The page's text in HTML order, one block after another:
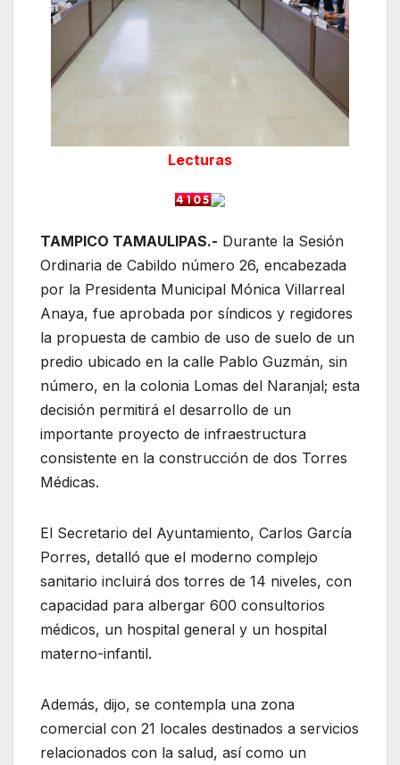
Lecturas
TAMPICO TAMAULIPAS.- Durante la Sesión
Ordinaria de Cabildo número 26, encabezada
por la Presidenta Municipal Mónica Villarreal
Anaya, fue aprobada por síndicos y regidores
la propuesta de cambio de uso de suelo de un
predio ubicado en la calle Pablo Guzmán, sin
número, en la colonia Lomas del Naranjal; esta
decisión permitirá el desarrollo de un
importante proyecto de infraestructura
consistente en la construcción de dos Torres
Médicas.
El Secretario del Ayuntamiento, Carlos García
Porres, detalló que el moderno complejo
sanitario incluirá dos torres de 14 niveles, con
capacidad para albergar 600 consultorios
médicos, un hospital general y un hospital
materno-infantil.
Además, dijo, se contempla una zona
comercial con 21 locales destinados a servicios
relacionados con la salud, así como un